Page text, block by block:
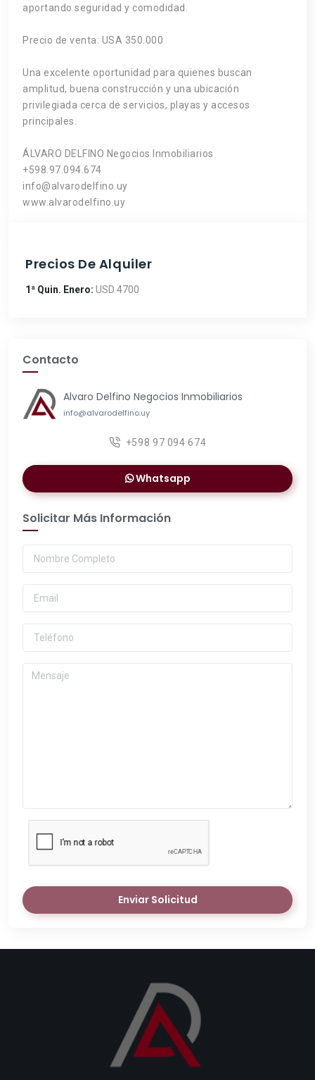
aportando seguridad y comodidad.
Precio de venta: USA 350.000
Una excelente oportunidad para quienes buscan
amplitud, buena construcción y una ubicación
privilegiada cerca de servicios, playas y accesos
principales.
ÁLVARO DELFINO Negocios Inmobiliarios
+598.97.094.674
info@alvarodelfino.uy
www.alvarodelfino.uy
Precios De Alquiler
1ª Quin. Enero: USD 4700
Contacto
Alvaro Delfino Negocios Inmobiliarios
info@alvarodelfino.uy
+598 97 094 674
Whatsapp
Solicitar Más Información
Enviar Solicitud